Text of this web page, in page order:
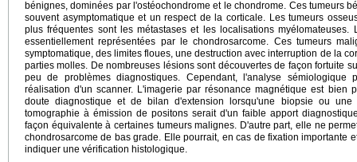
bénignes, dominées par l'ostéochondrome et le chondrome. Ces tumeurs
souvent asymptomatique et un respect de la corticale. Les tumeurs
plus fréquentes sont les métastases et les localisations myélomateuses.
essentiellement représentées par le chondrosarcome. Ces tumeurs
symptomatique, des limites floues, une destruction avec interruption de la
parties molles. De nombreuses lésions sont découvertes de façon fortuite
peu de problèmes diagnostiques. Cependant, l'analyse
réalisation d'un scanner. L'imagerie par résonance magnétique est bien
doute diagnostique et de bilan d'extension lorsqu'une biopsie ou
tomographie à émission de positons serait d'un faible apport
façon équivalente à certaines tumeurs malignes. D'autre part, elle ne
chondrosarcome de bas grade. Elle pourrait, en cas de fixation importante
indiquer une vérification histologique.